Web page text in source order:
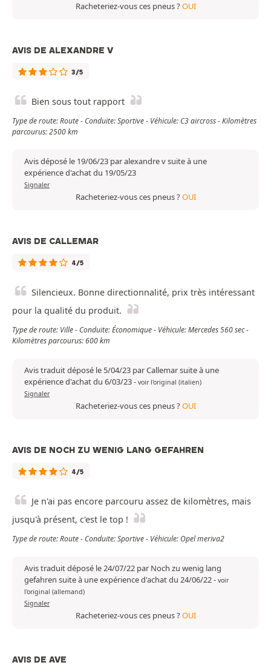
Racheteriez-vous ces pneus ?OUI
AVIS DE ALEXANDRE V
3/5
Bien sous tout rapport
Type de route: Route - Conduite: Sportive - Véhicule: C3 aircross - Kilomètres
parcourus: 2500 km
Avis déposé le 19/06/23 par alexandre v suite à une
expérience d'achat du 19/05/23
Signaler
Racheteriez-vous ces pneus ?OUI
AVIS DE CALLEMAR
4/5
Silencieux. Bonne directionnalité, prix très intéressant
pour la qualité du produit.
Type de route: Ville - Conduite: Économique - Véhicule: Mercedes 560 sec -
Kilomètres parcourus: 600 km
Avis traduit déposé le 5/04/23 par Callemar suite à une
expérience d'achat du 6/03/23- voir l'original (italien)
Signaler
Racheteriez-vous ces pneus ?OUI
AVIS DE NOCH ZU WENIG LANG GEFAHREN
4/5
Je n'ai pas encore parcouru assez de kilomètres, mais
jusqu'à présent, c'est le top !
Type de route: Route - Conduite: Sportive - Véhicule: Opel meriva2
Avis traduit déposé le 24/07/22 par Noch zu wenig lang
gefahren suite à une expérience d'achat du 24/06/22- voir
l'original (allemand)
Signaler
Racheteriez-vous ces pneus ?OUI
AVIS DE AVE